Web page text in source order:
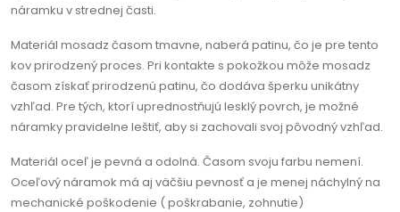
náramku v strednej časti.
Materiál mosadz časom tmavne, naberá patinu, čo je pre tento
kov prirodzený proces. Pri kontakte s pokožkou môže mosadz
časom získať prirodzenú patinu, čo dodáva šperku unikátny
vzhľad. Pre tých, ktorí uprednostňujú lesklý povrch, je možné
náramky pravidelne leštiť, aby si zachovali svoj pôvodný vzhľad.
Materiál oceľ je pevná a odolná. Časom svoju farbu nemení.
Oceľový náramok má aj väčšiu pevnosť a je menej náchylný na
mechanické poškodenie ( poškrabanie, zohnutie)